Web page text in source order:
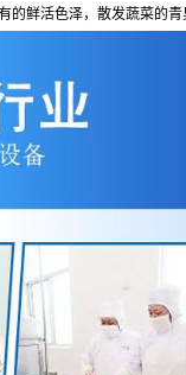
鲜活色泽，散发蔬菜的